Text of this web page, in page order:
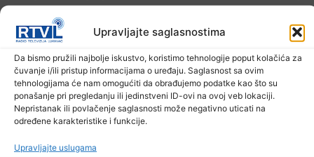
Upravljajte saglasnostima
Da bismo pružili najbolje iskustvo, koristimo tehnologije poput kolačića za
čuvanje i/ili pristup informacijama o uređaju. Saglasnost sa ovim
tehnologijama će nam omogućiti da obrađujemo podatke kao što su
ponašanje pri pregledanju ili jedinstveni ID-ovi na ovoj veb lokaciji.
Nepristanak ili povlačenje saglasnosti može negativno uticati na
određene karakteristike i funkcije.
Upravljajte uslugama
svoje birače od kojih očekuje podršku jer se može vrlo brzo
Prethodna vijest Sljedeća vijest